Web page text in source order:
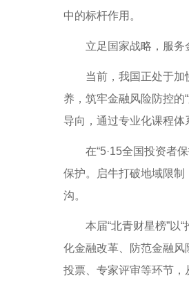
中的标杆作用。
立足国家战略，服务
当前，我国正处于加快
养，筑牢金融风险防控的
导向，通过专业化课程体
在“5·15全国投资者保
保护。启牛打破地域限制
沟。
本届“北青财星榜”以“
化金融改革、防范金融
投票、专家评审等环节，